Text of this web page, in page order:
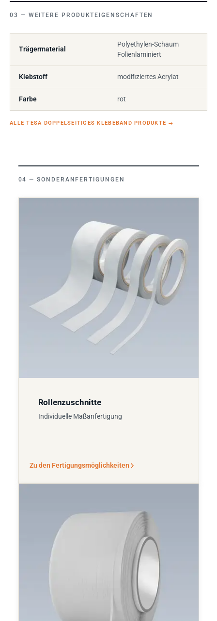
WEITERE PRODUKTEIGENSCHAFTEN
Trägermaterial
Polyethylen-Schaum
Folienlaminiert
Klebstoff modifiziertes Acrylat
Farbe rot
ALLE TESA DOPPELSEITIGES KLEBEBAND PRODUKTE →
SONDERANFERTIGUNGEN
Rollenzuschnitte
Individuelle Maßanfertigung
Zu den Fertigungsmöglichkeiten